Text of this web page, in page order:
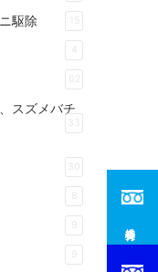
駆除 15
4
62
スズメバチ
33
30
8
9
9